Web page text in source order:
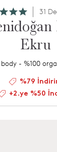
31
Ekru
body - %100
%79
+2.ye %50